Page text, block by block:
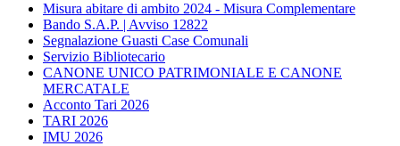
Misura abitare di ambito 2024 - Misura Complementare
Bando S.A.P. | Avviso 12822
Segnalazione Guasti Case Comunali
Servizio Bibliotecario
CANONE UNICO PATRIMONIALE E CANONE
MERCATALE
Acconto Tari 2026
TARI 2026
IMU 2026